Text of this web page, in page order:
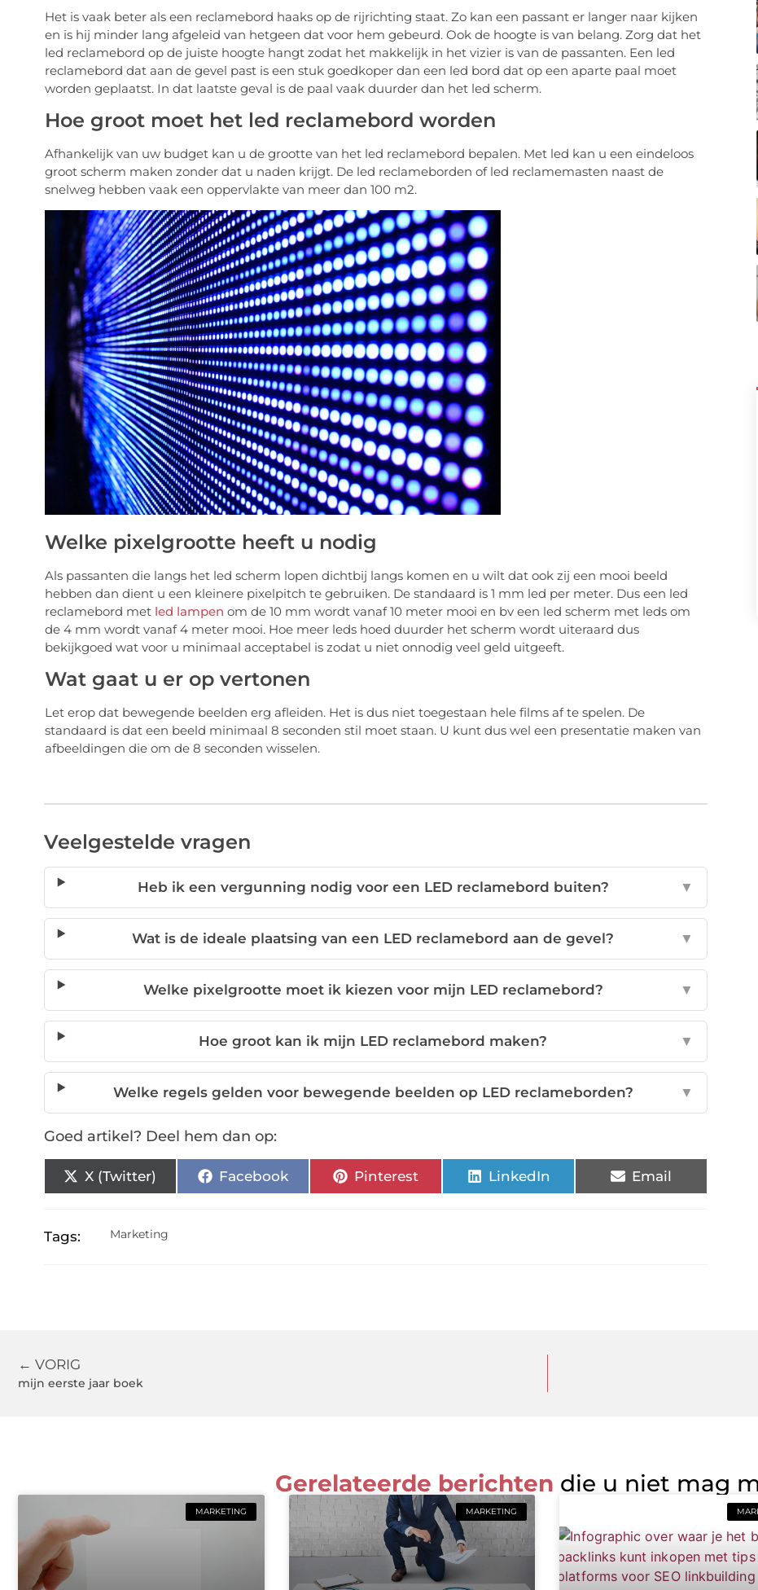
Het is vaak beter als een reclamebord haaks op de rijrichting staat. Zo kan een passant er langer naar kijken
en is hij minder lang afgeleid van hetgeen dat voor hem gebeurd. Ook de hoogte is van belang. Zorg dat het
led reclamebord op de juiste hoogte hangt zodat het makkelijk in het vizier is van de passanten. Een led
reclamebord dat aan de gevel past is een stuk goedkoper dan een led bord dat op een aparte paal moet
worden geplaatst. In dat laatste geval is de paal vaak duurder dan het led scherm.
Hoe groot moet het led reclamebord worden
Afhankelijk van uw budget kan u de grootte van het led reclamebord bepalen. Met led kan u een eindeloos
groot scherm maken zonder dat u naden krijgt. De led reclameborden of led reclamemasten naast de
snelweg hebben vaak een oppervlakte van meer dan 100 m2.
Welke pixelgrootte heeft u nodig
Als passanten die langs het led scherm lopen dichtbij langs komen en u wilt dat ook zij een mooi beeld
hebben dan dient u een kleinere pixelpitch te gebruiken. De standaard is 1 mm led per meter. Dus een led
reclamebord met led lampen om de 10 mm wordt vanaf 10 meter mooi en bv een led scherm met leds om
de 4 mm wordt vanaf 4 meter mooi. Hoe meer leds hoed duurder het scherm wordt uiteraard dus
bekijkgoed wat voor u minimaal acceptabel is zodat u niet onnodig veel geld uitgeeft.
Wat gaat u er op vertonen
Let erop dat bewegende beelden erg afleiden. Het is dus niet toegestaan hele films af te spelen. De
standaard is dat een beeld minimaal 8 seconden stil moet staan. U kunt dus wel een presentatie maken van
afbeeldingen die om de 8 seconden wisselen.
Veelgestelde vragen
Heb ik een vergunning nodig voor een LED reclamebord buiten? ▼
Wat is de ideale plaatsing van een LED reclamebord aan de gevel? ▼
Welke pixelgrootte moet ik kiezen voor mijn LED reclamebord? ▼
Hoe groot kan ik mijn LED reclamebord maken? ▼
Welke regels gelden voor bewegende beelden op LED reclameborden? ▼
Goed artikel? Deel hem dan op:
X (Twitter) Facebook Pinterest LinkedIn Email
Tags: Marketing
← VORIG
mijn eerste jaar boek
Gerelateerde berichten die u niet mag
MARKETING MARKETING